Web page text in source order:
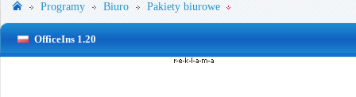
Programy Biuro Pakiety biurowe
OfficeIns 1.20